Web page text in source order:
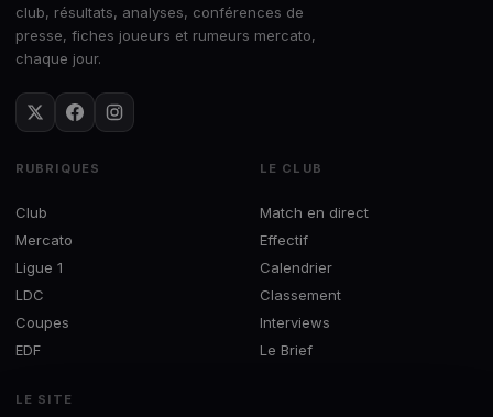
club, résultats, analyses, conférences de
presse, fiches joueurs et rumeurs mercato,
chaque jour.
RUBRIQUES
Club
Mercato
Ligue 1
LDC
Coupes
EDF
LE CLUB
Match en direct
Effectif
Calendrier
Classement
Interviews
Le Brief
LE SITE